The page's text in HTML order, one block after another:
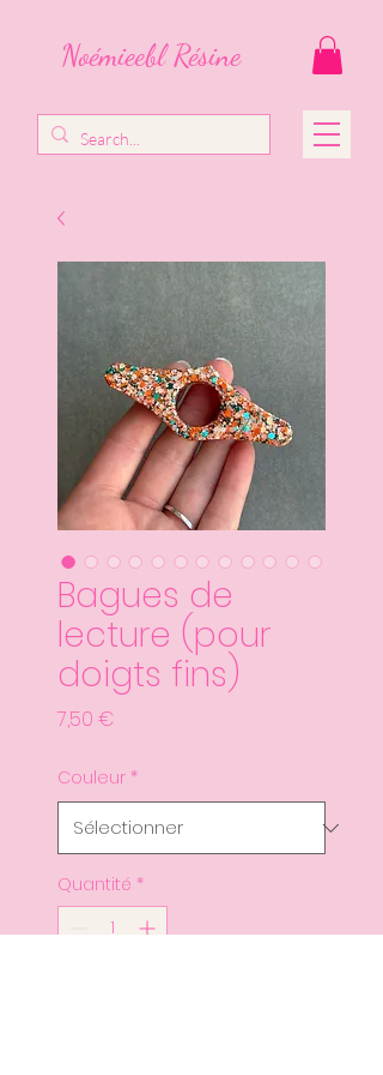
Noémieebl Résine
Bagues de
lecture (pour
doigts fins)
7,50 €
Couleur *
Quantité *